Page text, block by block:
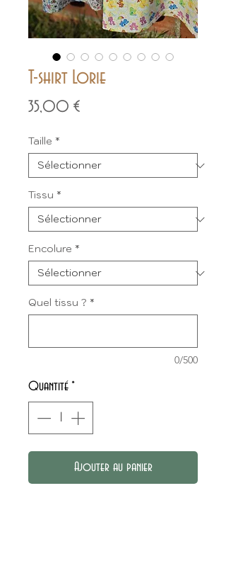
T-shirt Lorie
35,00 €Prix
Taille *
Tissu *
Encolure *
Quel tissu ? *
0/500
Quantité *
Ajouter au panier